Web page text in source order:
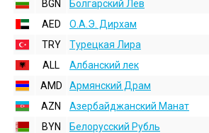
BGN
Болгарский Лев
AED
О.А.Э. Дирхам
TRY
Турецкая Лира
ALL
Албанский лек
AMD
Армянский Драм
AZN
Азербайджанский Манат
BYN
Белорусский Рубль